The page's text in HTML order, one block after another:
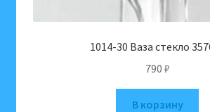
1014-30 Ваза стекло
790 ₽
В корзину